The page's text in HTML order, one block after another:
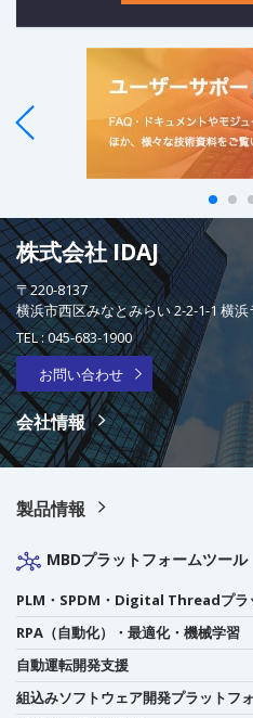
株式会社 IDAJ
〒220-8137
横浜市西区みなとみらい 2-2-1-1 横
TEL :045-683-1900
お問い合わせ
会社情報
製品情報
MBDプラットフォームツール
PLM・SPDM・Digital Threadプラ
RPA（自動化）・最適化・機械学習
自動運転開発支援
組込みソフトウェア開発プラットフ